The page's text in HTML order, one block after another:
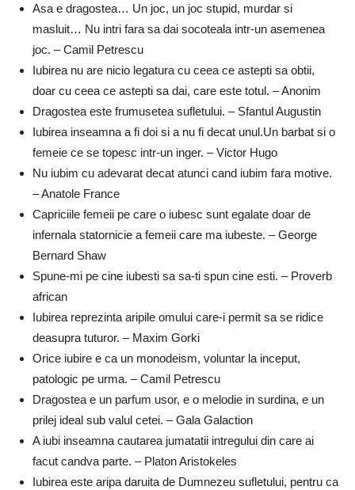
Asa e dragostea… Un joc, un joc stupid, murdar si
masluit… Nu intri fara sa dai socoteala intr-un asemenea
joc. – Camil Petrescu
Iubirea nu are nicio legatura cu ceea ce astepti sa obtii,
doar cu ceea ce astepti sa dai, care este totul. – Anonim
Dragostea este frumusetea sufletului. – Sfantul Augustin
Iubirea inseamna a fi doi si a nu fi decat unul.Un barbat si o
femeie ce se topesc intr-un inger. – Victor Hugo
Nu iubim cu adevarat decat atunci cand iubim fara motive.
– Anatole France
Capriciile femeii pe care o iubesc sunt egalate doar de
infernala statornicie a femeii care ma iubeste. – George
Bernard Shaw
Spune-mi pe cine iubesti sa sa-ti spun cine esti. – Proverb
african
Iubirea reprezinta aripile omului care-i permit sa se ridice
deasupra tuturor. – Maxim Gorki
Orice iubire e ca un monodeism, voluntar la inceput,
patologic pe urma. – Camil Petrescu
Dragostea e un parfum usor, e o melodie in surdina, e un
prilej ideal sub valul cetei. – Gala Galaction
A iubi inseamna cautarea jumatatii intregului din care ai
facut candva parte. – Platon Aristokeles
Iubirea este aripa daruita de Dumnezeu sufletului, pentru ca